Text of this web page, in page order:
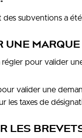
subventions a
UNE
régler pour valider
valider une
les taxes de
LES